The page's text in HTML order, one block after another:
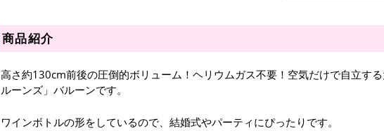
商品紹介
高さ約130cm前後の圧倒的ボリューム！ヘリウムガス不要！空気だけで自立す
ルーンズ」バルーンです。
ワインボトルの形をしているので、結婚式やパーティにぴったりです。